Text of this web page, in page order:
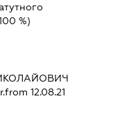
%)
12.08.21